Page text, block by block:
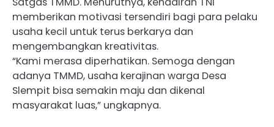
memberikan motivasi tersendiri bagi para pelaku
usaha kecil untuk terus berkarya dan
mengembangkan kreativitas.
“Kami merasa diperhatikan. Semoga dengan
adanya TMMD, usaha kerajinan warga Desa
Slempit bisa semakin maju dan dikenal
masyarakat luas,” ungkapnya.